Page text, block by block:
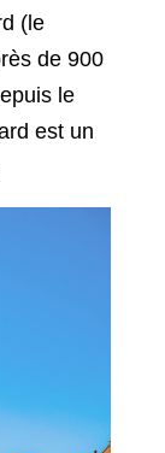
(le
de 900
le
est un